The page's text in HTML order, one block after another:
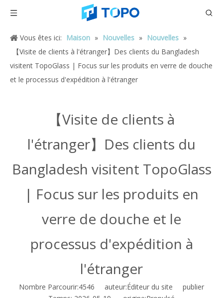
Vous êtes ici: Maison » Nouvelles » Nouvelles »
【Visite de clients à l'étranger】Des clients du Bangladesh
visitent TopoGlass | Focus sur les produits en verre de douche
et le processus d'expédition à l'étranger
【Visite de clients à
l'étranger】Des clients du
Bangladesh visitent TopoGlass
| Focus sur les produits en
verre de douche et le
processus d'expédition à
l'étranger
Nombre Parcourir:4546 auteur:Éditeur du site publier